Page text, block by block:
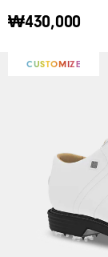
₩430,000
CUSTOMIZE